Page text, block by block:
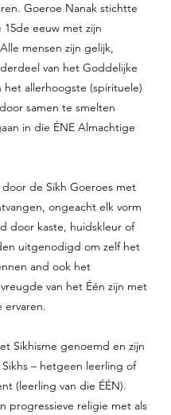
Goeroe Nanak stichtte
eeuw met zijn
mensen zijn gelijk,
van het Goddelijke
het allerhoogste (spirituele)
samen te smelten
in die ÉNE Almachtige
de Sikh Goeroes met
ongeacht elk vorm
door kaste, huidskleur of
uitgenodigd om zelf het
and ook het
van het Één zijn met
ervaren.
Sikhisme genoemd en zijn
– hetgeen leerling of
(leerling van die ÉÉN).
progressieve religie met als